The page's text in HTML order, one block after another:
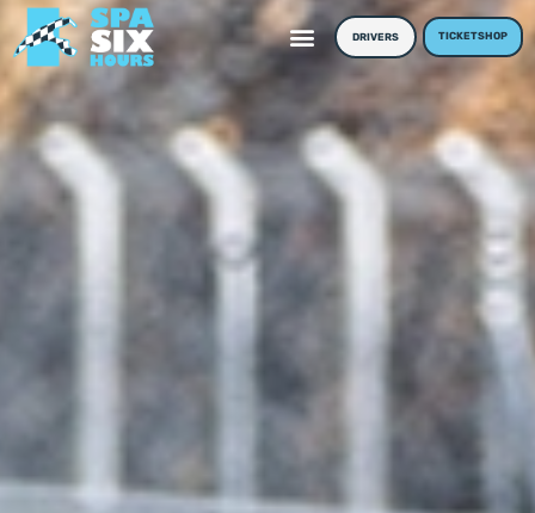
DRIVERS TICKETSHOP